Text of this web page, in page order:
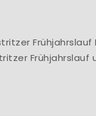
Frühjahrslauf